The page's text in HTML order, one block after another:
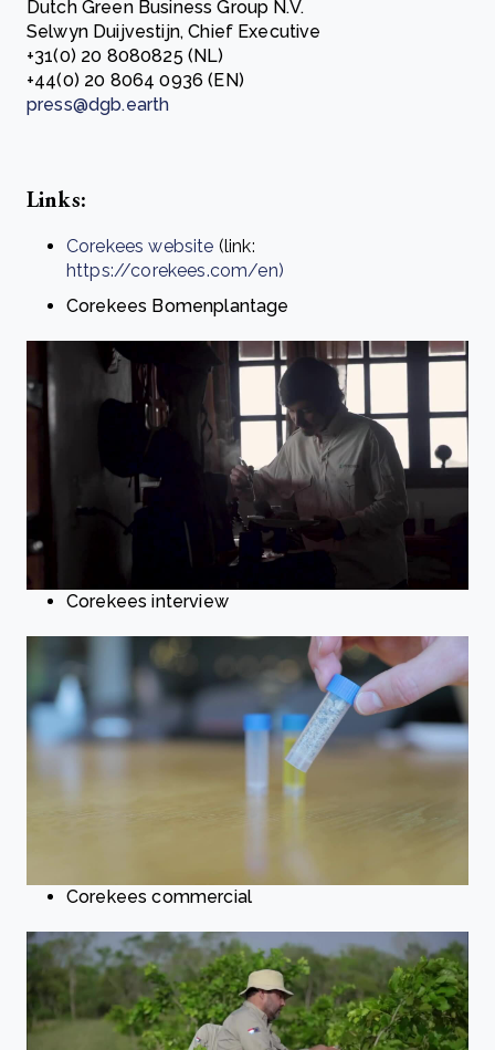
Dutch Green Business Group N.V.
Selwyn Duijvestijn, Chief Executive
+31(0) 20 8080825 (NL)
+44(0) 20 8064 0936 (EN)
press@dgb.earth
Links:
Corekees website (link:
https://corekees.com/en)
Corekees Bomenplantage
Corekees interview
Corekees commercial